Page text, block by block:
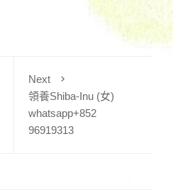
Next
領養Shiba-Inu (女)
whatsapp+852
96919313